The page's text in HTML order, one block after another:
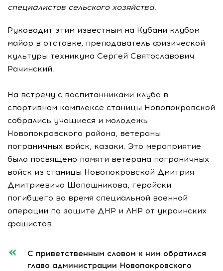
специалистов сельского хозяйства.
Руководит этим известным на Кубани клубом
майор в отставке, преподаватель физической
культуры техникума Сергей Святославович
Рачинский.
На встречу с воспитанниками клуба в
спортивном комплексе станицы Новопокровской
собрались учащиеся и молодежь
Новопокровского района, ветераны
пограничных войск, казаки. Это мероприятие
было посвящено памяти ветерана пограничных
войск из станицы Новопокровской Дмитрия
Дмитриевича Шапошникова, геройски
погибшего во время специальной военной
операции по защите ДНР и ЛНР от украинских
фашистов.
С приветственным словом к ним обратился
глава администрации Новопокровского